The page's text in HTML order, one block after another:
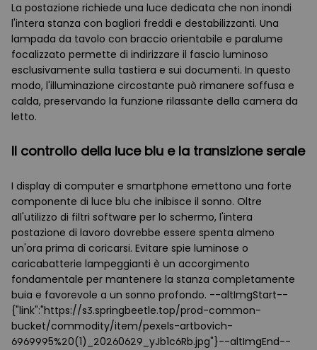
La postazione richiede una luce dedicata che non inondi
l'intera stanza con bagliori freddi e destabilizzanti. Una
lampada da tavolo con braccio orientabile e paralume
focalizzato permette di indirizzare il fascio luminoso
esclusivamente sulla tastiera e sui documenti. In questo
modo, l'illuminazione circostante può rimanere soffusa e
calda, preservando la funzione rilassante della camera da
letto.
Il controllo della luce blu e la transizione serale
I display di computer e smartphone emettono una forte
componente di luce blu che inibisce il sonno. Oltre
all'utilizzo di filtri software per lo schermo, l'intera
postazione di lavoro dovrebbe essere spenta almeno
un'ora prima di coricarsi. Evitare spie luminose o
caricabatterie lampeggianti è un accorgimento
fondamentale per mantenere la stanza completamente
buia e favorevole a un sonno profondo. --altImgStart--
{"link":"https://s3.springbeetle.top/prod-common-
bucket/commodity/item/pexels-artbovich-
6969995%20(1)_20260629_yJb1c6Rb.jpg"}--altImgEnd--